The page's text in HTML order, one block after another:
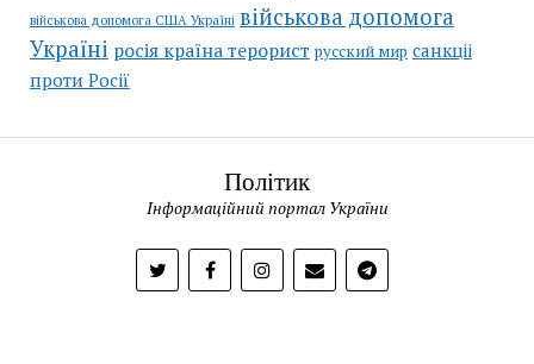
військова допомога США Україні військова допомога
Україні росія країна терорист русский мир санкціі
проти Росії
Політик
Інформаційний портал України